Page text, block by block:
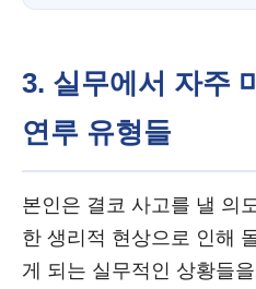
3. 실무에서 자주
연루 유형들
본인은 결코 사고를 낼 의
한 생리적 현상으로 인해
게 되는 실무적인 상황들